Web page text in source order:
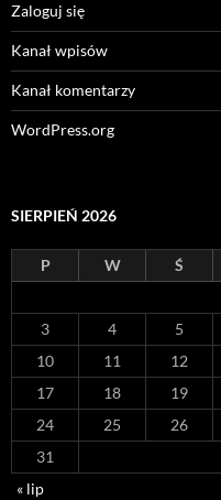
Zaloguj się
Kanał wpisów
Kanał komentarzy
WordPress.org
SIERPIEŃ 2026
P W Ś
3
4 5
10
11 12
17
18 19
24
25 26
31
« lip